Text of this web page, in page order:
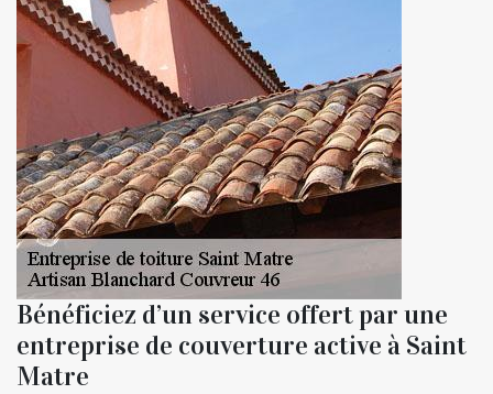
Bénéficiez d’un service offert par une
entreprise de couverture active à Saint
Matre